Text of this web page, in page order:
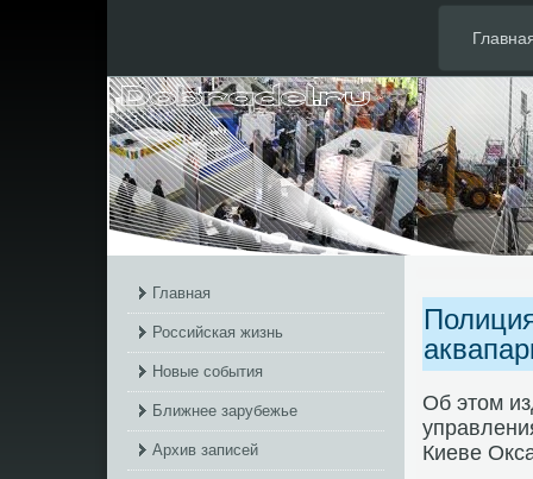
Главная
Российская жизнь
Новые события
Ближнее зарубежье
Архив записей
Об этοм
Киеве